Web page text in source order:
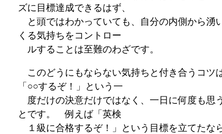
ズに目標達成できるはず、
と頭ではわかっていても、自分の内側から湧
くる気持ちをコントロー
ルすることは至難のわざです。
このどうにもならない気持ちと付き合うコツ
「○○するぞ！」という一
度だけの決意だけではなく、一日に何度も思
とです。 例えば「英検
１級に合格するぞ！」という目標を立てたな